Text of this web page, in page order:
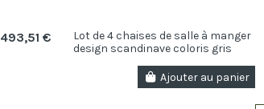
493,51 €
Lot de 4 chaises de salle à manger
design scandinave coloris gris
Ajouter au panier